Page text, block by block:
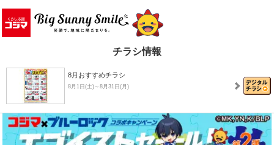
チラシ情報
8月おすすめチラシ
8月1日(土)～8月31日(月)
決算売り尽くしセール！
8月1日(土)～8月31日(月)